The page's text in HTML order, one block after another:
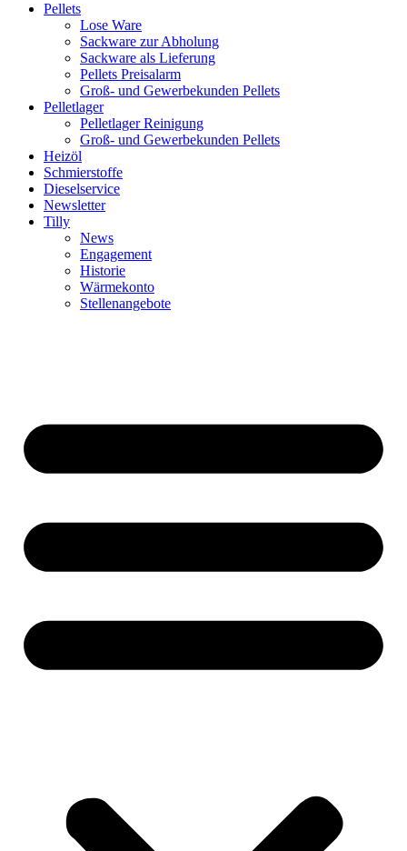
Pellets
Lose Ware
Sackware zur Abholung
Sackware als Lieferung
Pellets Preisalarm
Groß- und Gewerbekunden Pellets
Pelletlager
Pelletlager Reinigung
Groß- und Gewerbekunden Pellets
Heizöl
Schmierstoffe
Dieselservice
Newsletter
Tilly
News
Engagement
Historie
Wärmekonto
Stellenangebote